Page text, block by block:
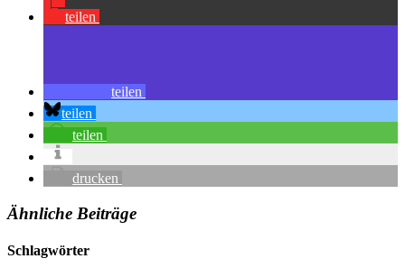
teilen
teilen
teilen
teilen
drucken
Ähnliche Beiträge
Schlagwörter